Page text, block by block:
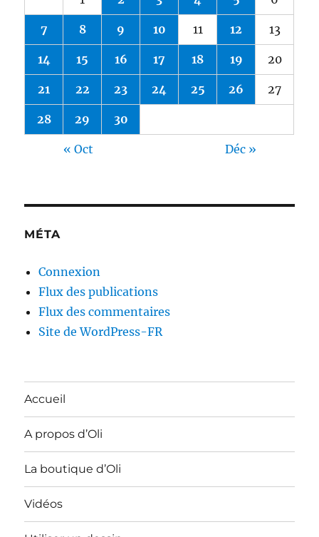
7 8 9 10 11 12 13
14 15 16 17 18 19 20
21 22 23 24 25 26 27
28 29 30
« Oct Déc »
MÉTA
Connexion
Flux des publications
Flux des commentaires
Site de WordPress-FR
Accueil
A propos d’Oli
La boutique d’Oli
Vidéos